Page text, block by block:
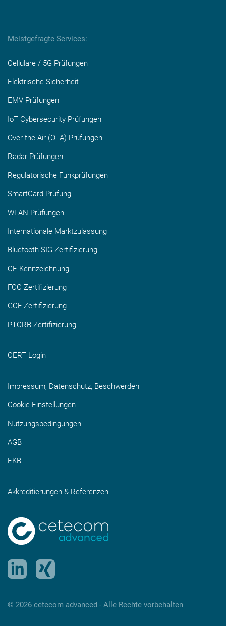
Meistgefragte Services:
Cellulare / 5G Prüfungen
Elektrische Sicherheit
EMV Prüfungen
IoT Cybersecurity Prüfungen
Over-the-Air (OTA) Prüfungen
Radar Prüfungen
Regulatorische Funkprüfungen
SmartCard Prüfung
WLAN Prüfungen
Internationale Marktzulassung
Bluetooth SIG Zertifizierung
CE-Kennzeichnung
FCC Zertifizierung
GCF Zertifizierung
PTCRB Zertifizierung
CERT Login
Impressum, Datenschutz, Beschwerden
Cookie-Einstellungen
Nutzungsbedingungen
AGB
EKB
Akkreditierungen & Referenzen
© 2026 cetecom advanced ‑ Alle Rechte vorbehalten